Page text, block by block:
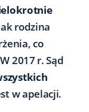
rodzina
co
2017 r. Sąd
w apelacji.